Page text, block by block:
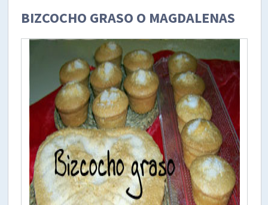
BIZCOCHO GRASO O MAGDALENAS